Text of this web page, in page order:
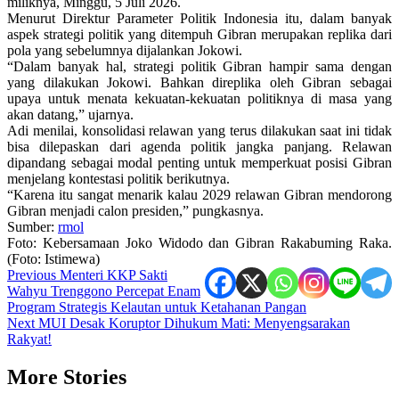
Menurut Direktur Parameter Politik Indonesia itu, dalam banyak
aspek strategi politik yang ditempuh Gibran merupakan replika dari
pola yang sebelumnya dijalankan Jokowi.
“Dalam banyak hal, strategi politik Gibran hampir sama dengan
yang dilakukan Jokowi. Bahkan direplika oleh Gibran sebagai
upaya untuk menata kekuatan-kekuatan politiknya di masa yang
akan datang,” ujarnya.
Adi menilai, konsolidasi relawan yang terus dilakukan saat ini tidak
bisa dilepaskan dari agenda politik jangka panjang. Relawan
dipandang sebagai modal penting untuk memperkuat posisi Gibran
menjelang kontestasi politik berikutnya.
“Karena itu sangat menarik kalau 2029 relawan Gibran mendorong
Gibran menjadi calon presiden,” pungkasnya.
Sumber: rmol
Foto: Kebersamaan Joko Widodo dan Gibran Rakabuming Raka.
(Foto: Istimewa)
Post
navigation
Previous Menteri KKP Sakti
Wahyu Trenggono Percepat Enam
Program Strategis Kelautan untuk Ketahanan Pangan
Next MUI Desak Koruptor Dihukum Mati: Menyengsarakan
Rakyat!
More Stories